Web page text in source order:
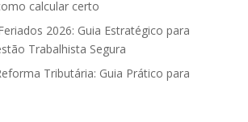
calcular certo
2026: Guia Estratégico para
Trabalhista Segura
Tributária: Guia Prático para